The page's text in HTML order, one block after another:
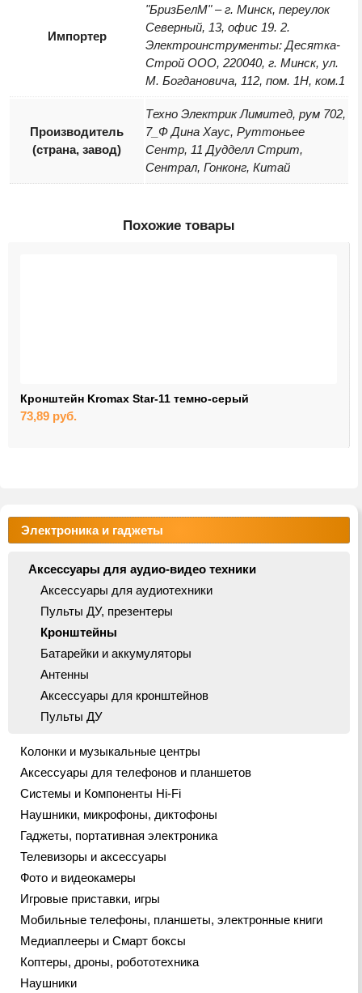
Импортер
"БризБелМ" – г. Минск, переулок
Северный, 13, офис 19. 2.
Электроинструменты: Десятка-
Строй ООО, 220040, г. Минск, ул.
М. Богдановича, 112, пом. 1Н, ком.1
Производитель
(страна, завод)
Техно Электрик Лимитед, рум 702,
7_Ф Дина Хаус, Руттоньее
Сентр, 11 Дудделл Стрит,
Сентрал, Гонконг, Китай
Похожие товары
Кронштейн Kromax Star-11 темно-серый
73,89 руб.
Электроника и гаджеты
Аксессуары для аудио-видео техники
Аксессуары для аудиотехники
Пульты ДУ, презентеры
Кронштейны
Батарейки и аккумуляторы
Антенны
Аксессуары для кронштейнов
Пульты ДУ
Колонки и музыкальные центры
Аксессуары для телефонов и планшетов
Системы и Компоненты Hi-Fi
Наушники, микрофоны, диктофоны
Гаджеты, портативная электроника
Телевизоры и аксессуары
Фото и видеокамеры
Игровые приставки, игры
Мобильные телефоны, планшеты, электронные книги
Медиаплееры и Смарт боксы
Коптеры, дроны, робототехника
Наушники